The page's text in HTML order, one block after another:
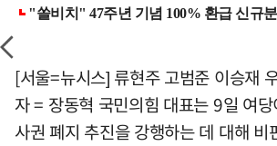
[서울=뉴시스] 류현주 고범준 이승재
자 = 장동혁 국민의힘 대표는 9일 여
사권 폐지 추진을 강행하는 데 대해 비